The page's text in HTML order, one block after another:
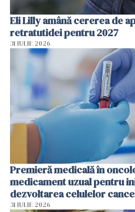
Eli Lilly amână cererea de
retratutidei pentru 2027
31 IULIE 2026
Premieră medicală în
medicament uzual pentru
dezvoltarea celulelor
31 IULIE 2026